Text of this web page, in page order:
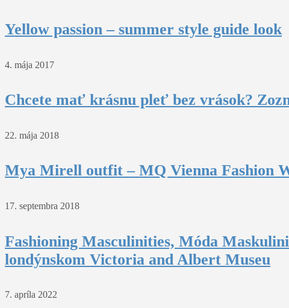
Yellow passion – summer style guide look
4. mája 2017
Chcete mať krásnu pleť bez vrások?
22. mája 2018
Mya Mirell outfit – MQ Vienna Fashion
17. septembra 2018
Fashioning Masculinities, Móda
londýnskom Victoria and Albert Museu
7. apríla 2022